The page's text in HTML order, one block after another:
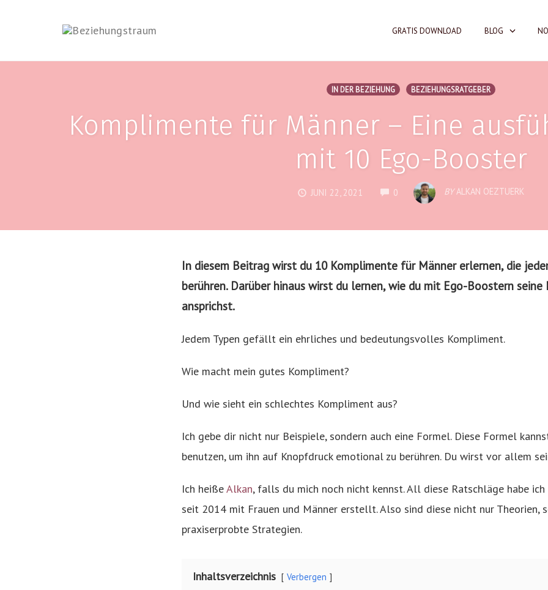
GRATIS DOWNLOAD BLOG
IN DER BEZIEHUNG BEZIEHUNGSRATGEBER
Komplimente für Männer – Eine
mit 10 Ego-Booster
JUNI 22, 2021 0COMMENTS BY ALKAN OEZTUERK
In diesem Beitrag wirst du 10 Komplimente für Männer erlernen, die
berühren. Darüber hinaus wirst du lernen, wie du mit Ego-Boostern
ansprichst.
Jedem Typen gefällt ein ehrliches und bedeutungsvolles Kompliment.
Wie macht mein gutes Kompliment?
Und wie sieht ein schlechtes Kompliment aus?
Ich gebe dir nicht nur Beispiele, sondern auch eine Formel. Diese Formel
benutzen, um ihn auf Knopfdruck emotional zu berühren. Du wirst vor allem
Ich heißeAlkan, falls du mich noch nicht kennst. All diese Ratschläge habe
seit 2014 mit Frauen und Männer erstellt. Also sind diese nicht nur Theorien,
praxiserprobte Strategien.
Inhaltsverzeichnis Verbergen